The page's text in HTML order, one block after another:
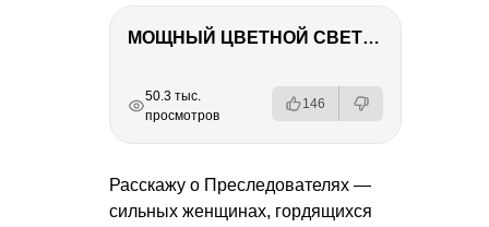
МОЩНЫЙ ЦВЕТНОЙ СВЕТ – NANLITE FC-500C
РЕКЛАМА
РЕКЛАМА
РЕКЛАМА
РЕКЛАМА
50.3 тыс.
просмотров
146
Расскажу о Преследователях —
сильных женщинах, гордящихся